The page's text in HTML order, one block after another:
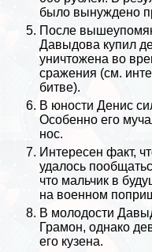
было вынуждено
После
Давыдова купил
уничтожена во
сражения (см.
битве).
В юности Денис
Особенно его
нос.
Интересен факт,
удалось
что мальчик в
на военном
В молодости
Грамон, однако
его кузена.